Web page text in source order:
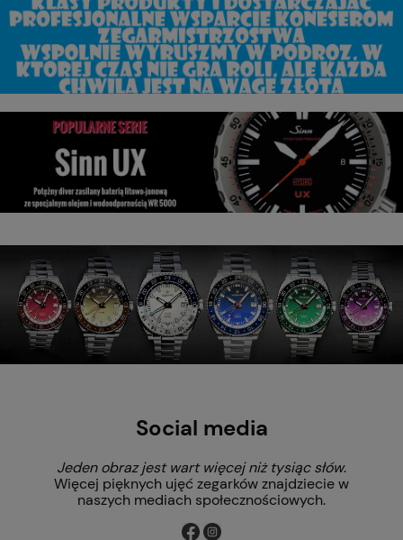
Social media
Jeden obraz jest wart więcej niż tysiąc słów.
Więcej pięknych ujęć zegarków znajdziecie w
naszych mediach społecznościowych.